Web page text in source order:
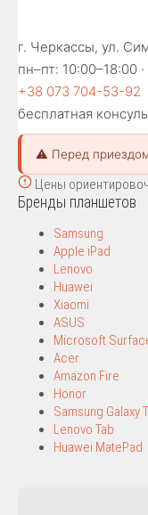
г. Черкассы, ул.
пн–пт: 10:00–18:00
+38 073 704-53-92
бесплатная
⚠️ Перед
Цены
Бренды планшетов
Samsung
Apple iPad
Lenovo
Huawei
Xiaomi
ASUS
Microsoft
Acer
Amazon Fire
Honor
Samsung Galaxy
Lenovo Tab
Huawei MatePad